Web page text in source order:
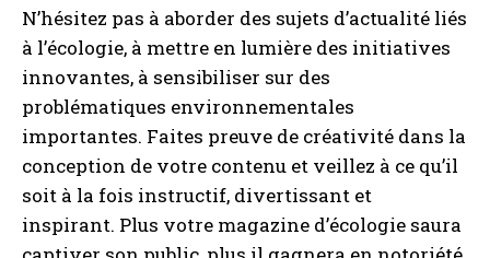
N’hésitez pas à aborder des sujets d’actualité liés
à l’écologie, à mettre en lumière des initiatives
innovantes, à sensibiliser sur des
problématiques environnementales
importantes. Faites preuve de créativité dans la
conception de votre contenu et veillez à ce qu’il
soit à la fois instructif, divertissant et
inspirant. Plus votre magazine d’écologie saura